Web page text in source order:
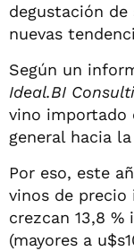
degustación
nuevas
Según un
Ideal.BI
vino importado
general hacia la
Por eso, este
vinos de precio
crezcan 13,8
(mayores a